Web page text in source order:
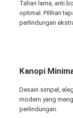
Tahan lama, anti
optimal. Pilihan
perlindungan
Kanopi
Desain simpel,
modern yang
perlindungan.